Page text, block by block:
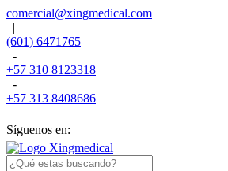
comercial@xingmedical.com
|
(601) 6471765
-
+57 310 8123318
-
+57 313 8408686
Síguenos en: